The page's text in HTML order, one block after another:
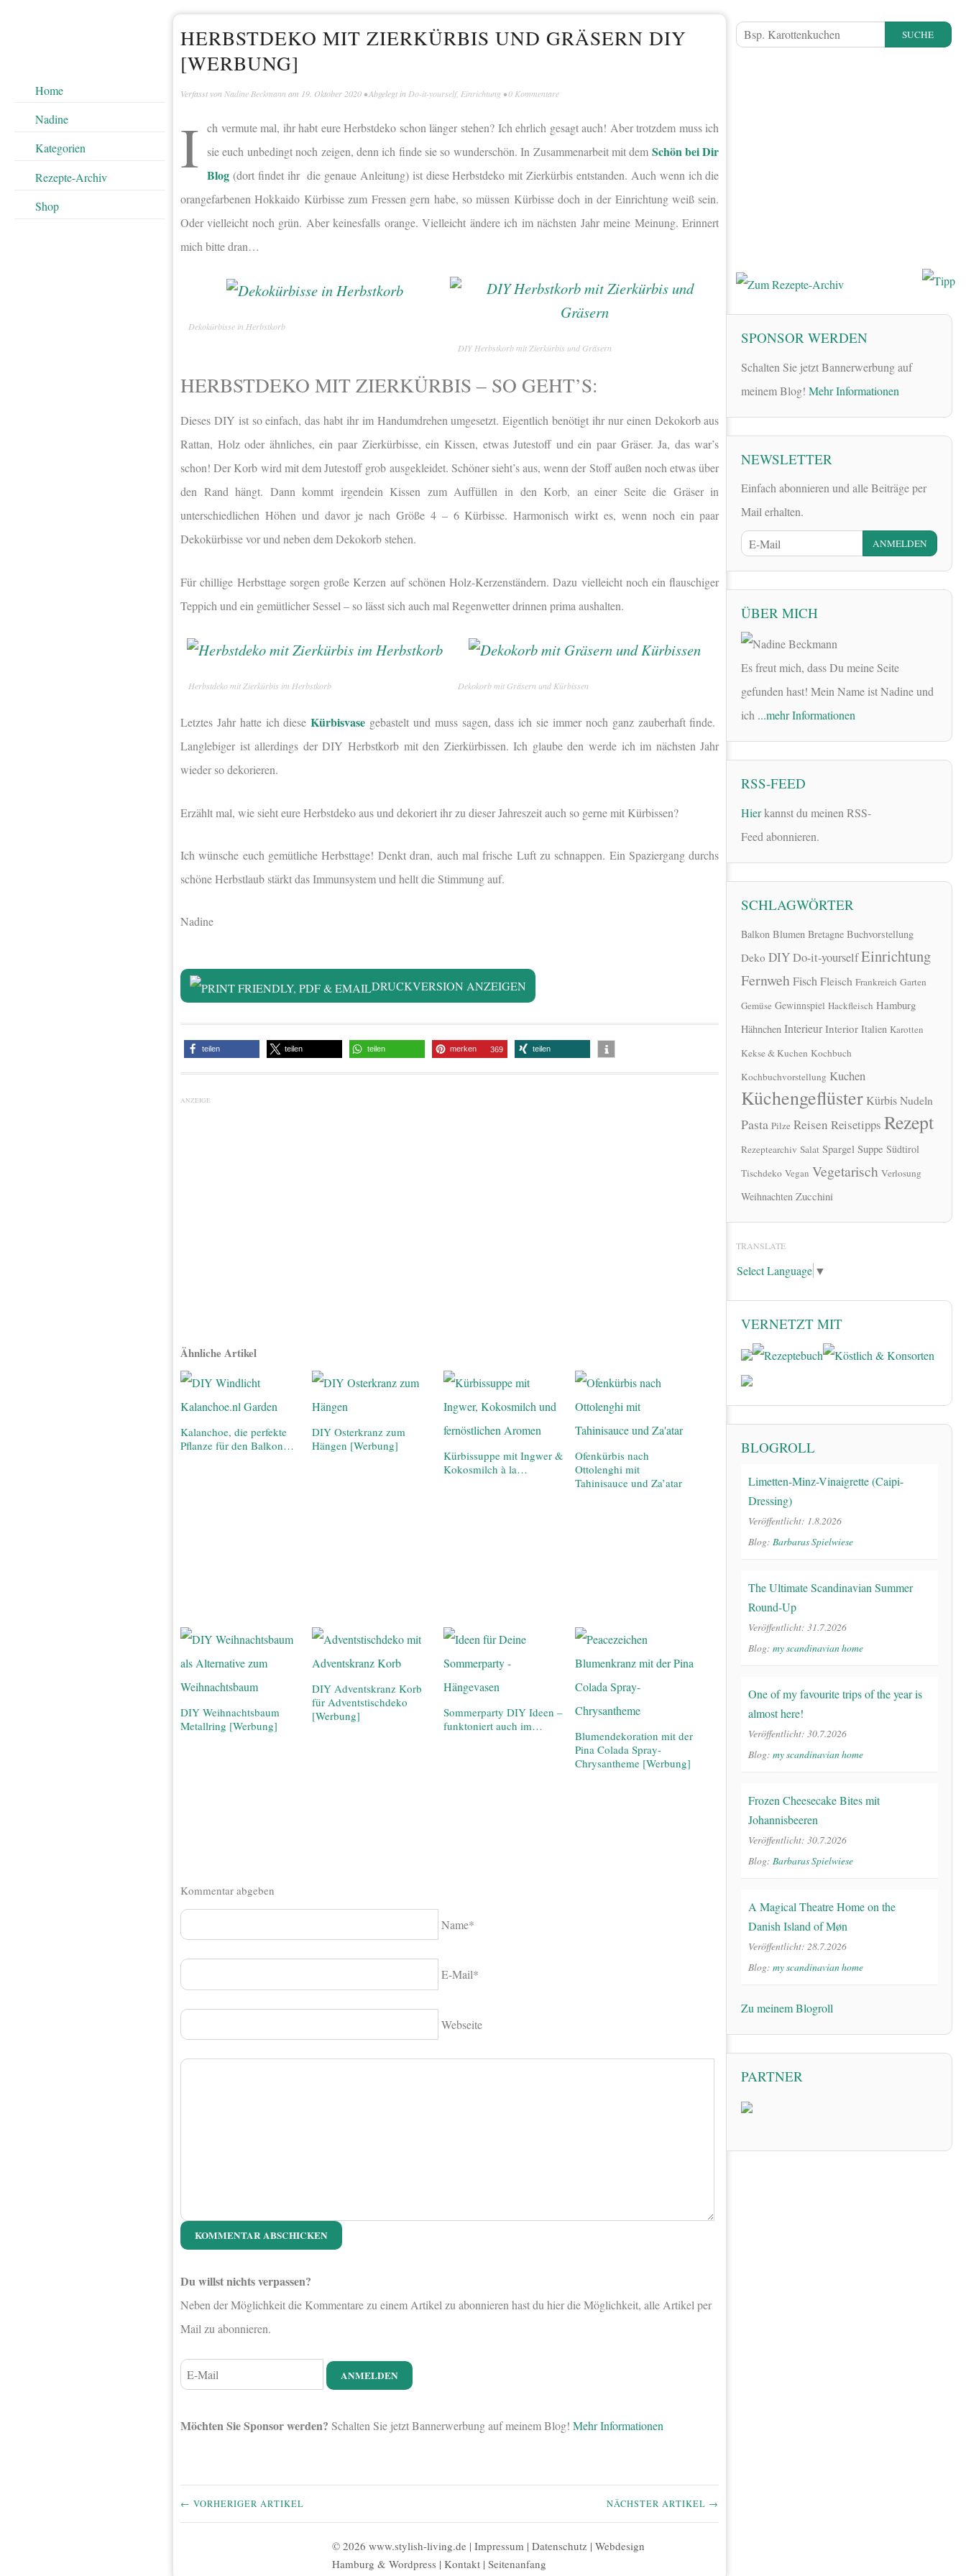
Home
Nadine
Kategorien
Rezepte-Archiv
Shop
HERBSTDEKO MIT ZIERKÜRBIS UND GRÄSERN DIY
[WERBUNG]
Verfasst von Nadine Beckmann am 19. Oktober 2020 • Abgelegt in Do-it-yourself, Einrichtung •0 Kommentare
I ch vermute mal, ihr habt eure Herbstdeko schon länger stehen? Ich ehrlich gesagt auch! Aber trotzdem muss ich
sie euch unbedingt noch zeigen, denn ich finde sie so wunderschön. In Zusammenarbeit mit dem Schön bei Dir
Blog (dort findet ihr die genaue Anleitung) ist diese Herbstdeko mit Zierkürbis entstanden. Auch wenn ich die
orangefarbenen Hokkaido Kürbisse zum Fressen gern habe, so müssen Kürbisse doch in der Einrichtung weiß sein.
Oder vielleicht noch grün. Aber keinesfalls orange. Vielleicht ändere ich im nächsten Jahr meine Meinung. Erinnert
mich bitte dran…
Dekokürbisse in Herbstkorb
DIY Herbstkorb mit Zierkürbis und Gräsern
HERBSTDEKO MIT ZIERKÜRBIS – SO GEHT’S:
Dieses DIY ist so einfach, das habt ihr im Handumdrehen umgesetzt. Eigentlich benötigt ihr nur einen Dekokorb aus
Rattan, Holz oder ähnliches, ein paar Zierkürbisse, ein Kissen, etwas Jutestoff und ein paar Gräser. Ja, das war’s
schon! Der Korb wird mit dem Jutestoff grob ausgekleidet. Schöner sieht’s aus, wenn der Stoff außen noch etwas über
den Rand hängt. Dann kommt irgendein Kissen zum Auffüllen in den Korb, an einer Seite die Gräser in
unterschiedlichen Höhen und davor je nach Größe 4 – 6 Kürbisse. Harmonisch wirkt es, wenn noch ein paar
Dekokürbisse vor und neben dem Dekokorb stehen.
Für chillige Herbsttage sorgen große Kerzen auf schönen Holz-Kerzenständern. Dazu vielleicht noch ein flauschiger
Teppich und ein gemütlicher Sessel – so lässt sich auch mal Regenwetter drinnen prima aushalten.
Herbstdeko mit Zierkürbis im Herbstkorb Dekokorb mit Gräsern und Kürbissen
Letztes Jahr hatte ich dieseKürbisvase gebastelt und muss sagen, dass ich sie immer noch ganz zauberhaft finde.
Langlebiger ist allerdings der DIY Herbstkorb mit den Zierkürbissen. Ich glaube den werde ich im nächsten Jahr
wieder so dekorieren.
Erzählt mal, wie sieht eure Herbstdeko aus und dekoriert ihr zu dieser Jahreszeit auch so gerne mit Kürbissen?
Ich wünsche euch gemütliche Herbsttage! Denkt dran, auch mal frische Luft zu schnappen. Ein Spaziergang durchs
schöne Herbstlaub stärkt das Immunsystem und hellt die Stimmung auf.
Nadine
DRUCKVERSION ANZEIGEN
teilen teilen teilen merken 369 teilen
ANZEIGE
Ähnliche Artikel
Kalanchoe, die perfekte
Pflanze für den Balkon…
DIY Osterkranz zum
Hängen [Werbung]
Kürbissuppe mit Ingwer &
Kokosmilch à la…
Ofenkürbis nach
Ottolenghi mit
Tahinisauce und Za’atar
DIY Weihnachtsbaum
Metallring [Werbung]
DIY Adventskranz Korb
für Adventstischdeko
[Werbung]
Sommerparty DIY Ideen –
funktoniert auch im…
Blumendekoration mit der
Pina Colada Spray-
Chrysantheme [Werbung]
Kommentar abgeben
Name*
E-Mail*
Webseite
Du willst nichts verpassen?
Neben der Möglichkeit die Kommentare zu einem Artikel zu abonnieren hast du hier die Möglichkeit, alle Artikel per
Mail zu abonnieren.
Möchten Sie Sponsor werden? Schalten Sie jetzt Bannerwerbung auf meinem Blog! Mehr Informationen
← VORHERIGER ARTIKEL NÄCHSTER ARTIKEL →
© 2026 www.stylish-living.de | Impressum | Datenschutz | Webdesign
Hamburg & Wordpress | Kontakt | Seitenanfang
SUCHE
SPONSOR WERDEN
Schalten Sie jetzt Bannerwerbung auf
meinem Blog! Mehr Informationen
NEWSLETTER
Einfach abonnieren und alle Beiträge per
Mail erhalten.
ÜBER MICH
Es freut mich, dass Du meine Seite
gefunden hast! Mein Name ist Nadine und
ich ...mehr Informationen
RSS-FEED
Hierkannst du meinen RSS-
Feed abonnieren.
SCHLAGWÖRTER
Balkon Blumen Bretagne Buchvorstellung
Deko DIYDo-it-yourselfEinrichtung
FernwehFischFleisch Frankreich Garten
Gemüse Gewinnspiel Hackfleisch Hamburg
Hähnchen Interieur Interior Italien Karotten
Kekse & Kuchen Kochbuch
Kochbuchvorstellung Kuchen
Küchengeflüster KürbisNudeln
Pasta Pilze Reisen Reisetipps Rezept
Rezeptearchiv Salat Spargel Suppe Südtirol
Tischdeko Vegan Vegetarisch Verlosung
Weihnachten Zucchini
TRANSLATE
Select Language ▼
VERNETZT MIT
BLOGROLL
Limetten-Minz-Vinaigrette (Caipi-
Dressing)
Veröffentlicht: 1.8.2026
Blog: Barbaras Spielwiese
The Ultimate Scandinavian Summer
Round-Up
Veröffentlicht: 31.7.2026
Blog: my scandinavian home
One of my favourite trips of the year is
almost here!
Veröffentlicht: 30.7.2026
Blog: my scandinavian home
Frozen Cheesecake Bites mit
Johannisbeeren
Veröffentlicht: 30.7.2026
Blog: Barbaras Spielwiese
A Magical Theatre Home on the
Danish Island of Møn
Veröffentlicht: 28.7.2026
Blog: my scandinavian home
Zu meinem Blogroll
PARTNER